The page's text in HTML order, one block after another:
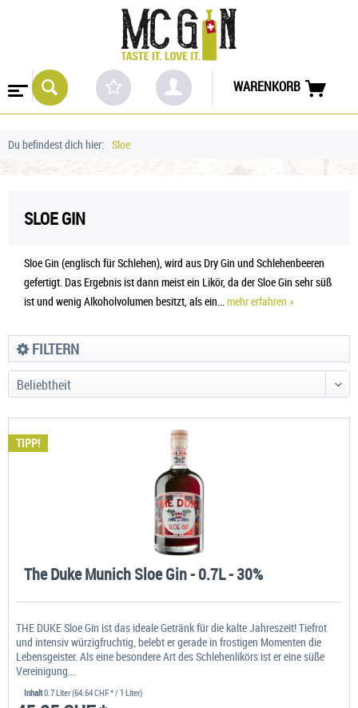
WARENKORB
Du befindest dich hier: Sloe
SLOE GIN
Sloe Gin (englisch für Schlehen), wird aus Dry Gin und Schlehenbeeren
gefertigt. Das Ergebnis ist dann meist ein Likör, da der Sloe Gin sehr süß
ist und wenig Alkoholvolumen besitzt, als ein... mehr erfahren »
FILTERN
TIPP!
The Duke Munich Sloe Gin - 0.7L - 30%
THE DUKE Sloe Gin ist das ideale Getränk für die kalte Jahreszeit! Tiefrot
und intensiv würzigfruchtig, belebt er gerade in frostigen Momenten die
Lebensgeister. Als eine besondere Art des Schlehenlikörs ist er eine süße
Vereinigung...
Inhalt0.7 Liter(64.64 CHF * / 1 Liter)